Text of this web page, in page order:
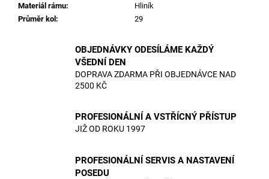
Materiál rámu:
Hliník
Průměr kol: 29
OBJEDNÁVKY ODESÍLÁME KAŽDÝ
VŠEDNÍ DEN
DOPRAVA ZDARMA PŘI OBJEDNÁVCE NAD
2500 KČ
PROFESIONÁLNÍ A VSTŘÍCNÝ PŘÍSTUP
JIŽ OD ROKU 1997
PROFESIONÁLNÍ SERVIS A NASTAVENÍ
POSEDU